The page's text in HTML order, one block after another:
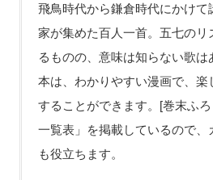
飛鳥時代から鎌倉時代にかけて
家が集めた百人一首。五七のリ
るものの、意味は知らない歌
本は、わかりやすい漫画で、楽
することができます。[巻末ふ
一覧表」を掲載しているので、
も役立ちます。